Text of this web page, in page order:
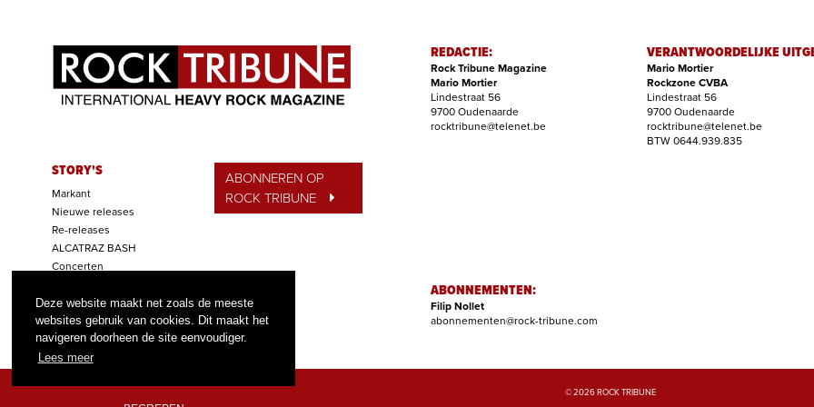
Deze website maakt net zoals de meeste
websites gebruik van cookies. Dit maakt het
navigeren doorheen de site eenvoudiger.
Lees meer
STORY'S
Markant
Nieuwe releases
Re-releases
ALCATRAZ BASH
Concerten
Wedstrijden
Tip van de Week
ABONNEREN OP
ROCK TRIBUNE
REDACTIE:
Rock Tribune Magazine
Mario Mortier
Lindestraat 56
9700 Oudenaarde
rocktribune@telenet.be
VERANTWOORDELIJKE
Mario Mortier
Rockzone CVBA
Lindestraat 56
9700 Oudenaarde
rocktribune@telenet.be
BTW 0644.939.835
ABONNEMENTEN:
Filip Nollet
abonnementen@rock-tribune.com
© 2026 ROCK TRIBUNE